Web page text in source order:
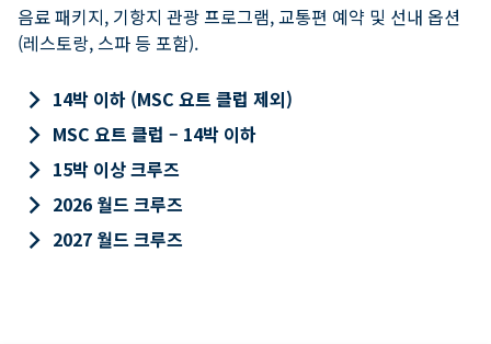
음료 패키지, 기항지 관광 프로그램, 교통편 예약 및 선내 옵션
(레스토랑, 스파 등 포함).
keyboard_arrow_right 14박 이하 (MSC 요트 클럽 제외)
keyboard_arrow_right MSC 요트 클럽 – 14박 이하
keyboard_arrow_right 15박 이상 크루즈
keyboard_arrow_right 2026 월드 크루즈
keyboard_arrow_right 2027 월드 크루즈